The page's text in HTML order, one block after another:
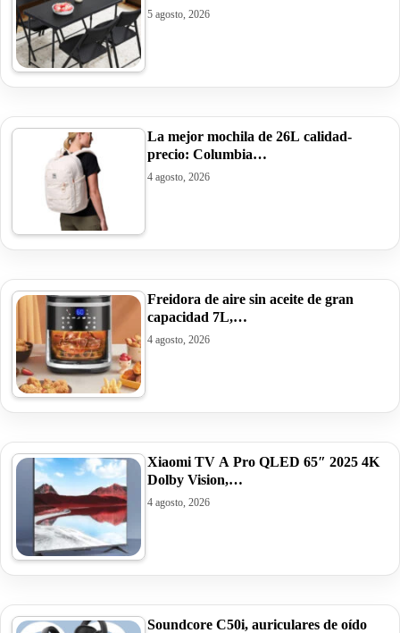
5 agosto, 2026
La mejor mochila de 26L calidad-
precio: Columbia…
4 agosto, 2026
Freidora de aire sin aceite de gran
capacidad 7L,…
4 agosto, 2026
Xiaomi TV A Pro QLED 65″ 2025 4K
Dolby Vision,…
4 agosto, 2026
Soundcore C50i, auriculares de oído